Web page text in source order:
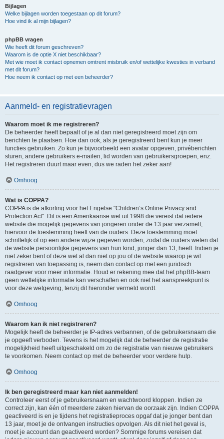
Bijlagen
Welke bijlagen worden toegestaan op dit forum?
Hoe vind ik al mijn bijlagen?
phpBB vragen
Wie heeft dit forum geschreven?
Waarom is de optie X niet beschikbaar?
Met wie moet ik contact opnemen omtrent misbruik en/of wettelijke kwesties in verband
met dit forum?
Hoe neem ik contact op met een beheerder?
Aanmeld- en registratievragen
Waarom moet ik me registreren?
De beheerder heeft bepaalt of je al dan niet geregistreerd moet zijn om
berichten te plaatsen. Hoe dan ook, als je geregistreerd bent kun je meer
functies gebruiken. Zo kun je bijvoorbeeld een avatar opgeven, privéberichten
sturen, andere gebruikers e-mailen, lid worden van gebruikersgroepen, enz.
Het registreren duurt maar even, dus we raden het zeker aan!
Omhoog
Wat is COPPA?
COPPA is de afkorting voor het Engelse "Children’s Online Privacy and
Protection Act". Dit is een Amerikaanse wet uit 1998 die vereist dat iedere
website die mogelijk gegevens van jongeren onder de 13 jaar verzamelt,
hiervoor de toestemming heeft van de ouders. Deze toestemming moet
schriftelijk of op een andere wijze gegeven worden, zodat de ouders weten dat
de website persoonlijke gegevens van hun kind, jonger dan 13, heeft. Indien je
niet zeker bent of deze wet al dan niet op jou of de website waarop je wil
registreren van toepassing is, neem dan contact op met een juridisch
raadgever voor meer informatie. Houd er rekening mee dat het phpBB-team
geen wettelijke informatie kan verschaffen en ook niet het aanspreekpunt is
voor deze wetgeving, tenzij dit hieronder vermeld wordt.
Omhoog
Waarom kan ik niet registreren?
Mogelijk heeft de beheerder je IP-adres verbannen, of de gebruikersnaam die
je opgeeft verboden. Tevens is het mogelijk dat de beheerder de registratie
mogelijkheid heeft uitgeschakeld om zo de registratie van nieuwe gebruikers
te voorkomen. Neem contact op met de beheerder voor verdere hulp.
Omhoog
Ik ben geregistreerd maar kan niet aanmelden!
Controleer eerst of je gebruikersnaam en wachtwoord kloppen. Indien ze
correct zijn, kan één of meerdere zaken hiervan de oorzaak zijn. Indien COPPA
geactiveerd is en je tijdens het registratieproces opgaf dat je jonger bent dan
13 jaar, moet je de ontvangen instructies opvolgen. Als dit niet het geval is,
moet je account dan geactiveerd worden? Sommige forums vereisen dat